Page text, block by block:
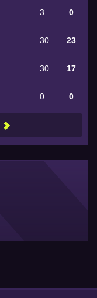
3 0
30 23
30 17
0 0